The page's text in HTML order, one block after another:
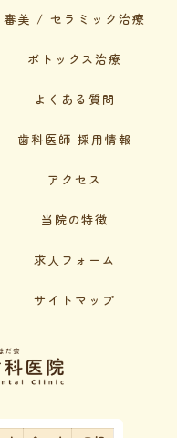
審美 / セラミック治療
ボトックス治療
よくある質問
歯科医師 採用情報
アクセス
当院の特徴
求人フォーム
サイトマップ